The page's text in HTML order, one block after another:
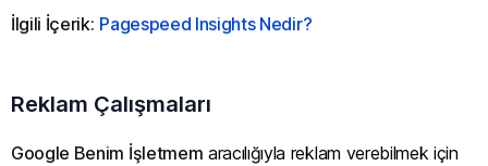
İlgili İçerik: Pagespeed Insights Nedir?
Reklam Çalışmaları
Google Benim İşletmem aracılığıyla reklam verebilmek için